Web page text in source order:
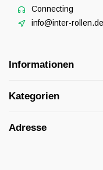
Connecting
info@inter-rollen.de
Informationen
Kategorien
Adresse